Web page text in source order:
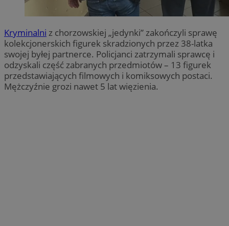
Kryminalni z chorzowskiej „jedynki” zakończyli sprawę
kolekcjonerskich figurek skradzionych przez 38-latka
swojej byłej partnerce. Policjanci zatrzymali sprawcę i
odzyskali część zabranych przedmiotów – 13 figurek
przedstawiających filmowych i komiksowych postaci.
Mężczyźnie grozi nawet 5 lat więzienia.